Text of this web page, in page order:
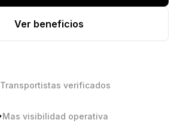
Ver beneficios
Transportistas verificados
Mas visibilidad operativa